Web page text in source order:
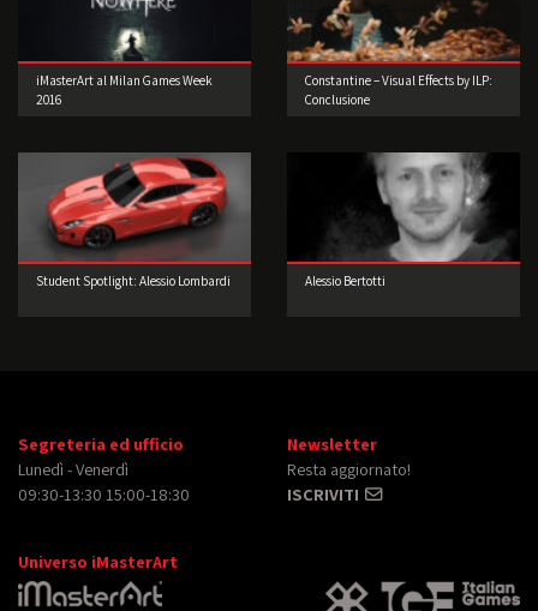
iMasterArt al Milan Games Week
2016
Constantine – Visual Effects by ILP:
Conclusione
Student Spotlight: Alessio Lombardi Alessio Bertotti
Segreteria ed ufficio
Lunedì - Venerdì
09:30-13:30 15:00-18:30
Newsletter
Resta aggiornato!
ISCRIVITI
Universo iMasterArt